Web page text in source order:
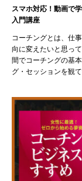
スマホ対応！動画で
入門講座
コーチングとは、仕
向に変えたいと思っ
間でコーチングの基
グ・セッションを観